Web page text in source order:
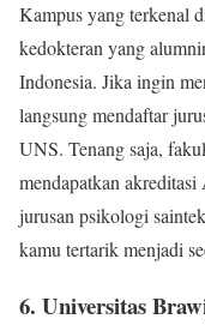
Kampus yang terkenal
kedokteran yang
Indonesia. Jika ingin
langsung mendaftar
UNS. Tenang saja,
mendapatkan
jurusan psikologi
kamu tertarik menjadi
6. Universitas